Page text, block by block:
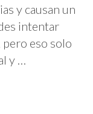
y causan un
intentar
eso solo
y …